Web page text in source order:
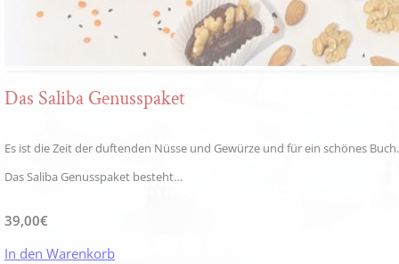
Das Saliba Genusspaket
Es ist die Zeit der duftenden Nüsse und Gewürze und für ein schönes Buch.
Das Saliba Genusspaket besteht…
39,00€
In den Warenkorb